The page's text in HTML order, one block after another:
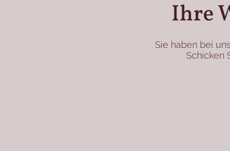
Ihre
Sie haben bei
Schicken